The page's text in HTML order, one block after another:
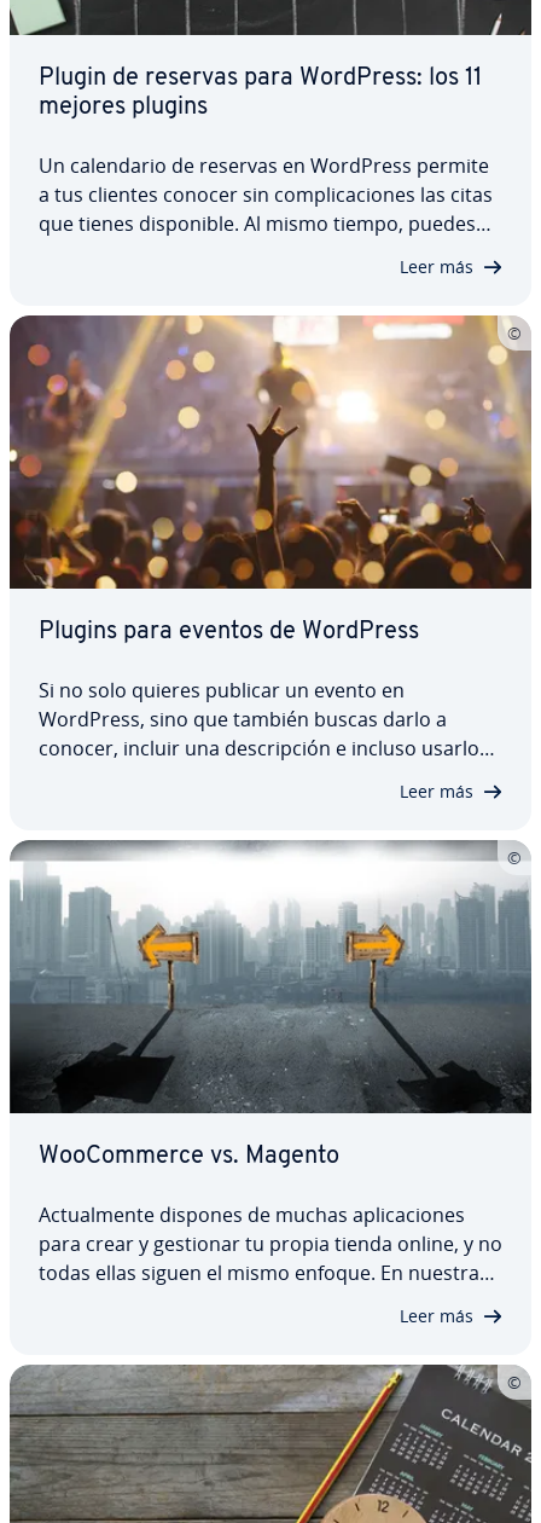
Plugin de reservas para WordPress: los 11
mejores plugins
Un ca­le­n­da­rio de reservas en WordPress permite
a tus clientes conocer sin co­m­pli­ca­cio­nes las citas
que tienes di­s­po­ni­ble. Al mismo tiempo, puedes
planeadas y pe­n­die­n­tes. Te ex­pli­ca­mos en qué
consiste un buen plugin de reservas…
Leer más
Plugins para eventos de WordPress
Si no solo quieres publicar un evento en
WordPress, sino que también buscas darlo a
conocer, incluir una de­s­cri­p­ción e incluso usarlo
plugin para eventos de WordPress adecuado.
Descubre cuáles son los cinco mejores plugins
de…
Leer más
Woo­Co­m­me­r­ce vs. Magento
Ac­tua­l­me­n­te dispones de muchas apli­ca­cio­nes
para crear y gestionar tu propia tienda online, y no
todas ellas siguen el mismo enfoque. En nuestra
ca­mos las ventajas e in­co­n­ve­nie­n­tes de ambos
sistemas y co­m­pa­ra­mos sus ca­ra­c­te­rí­s­ti­cas más…
Leer más